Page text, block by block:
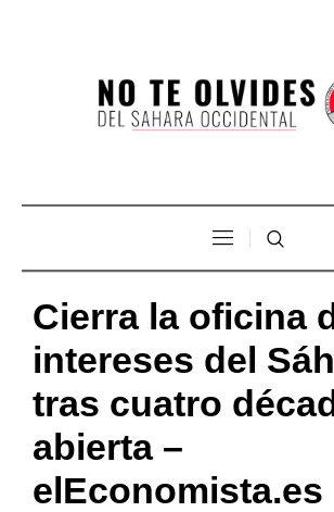
Cierra la oficina
intereses del
tras cuatro
abierta –
elEconomista.es